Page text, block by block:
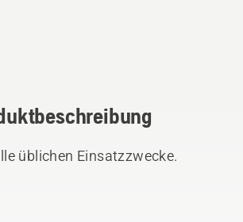
üblichen Einsatzzwecke.